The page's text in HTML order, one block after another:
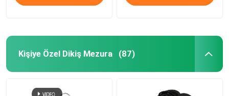
Kişiye Özel Dikiş Mezura (87)